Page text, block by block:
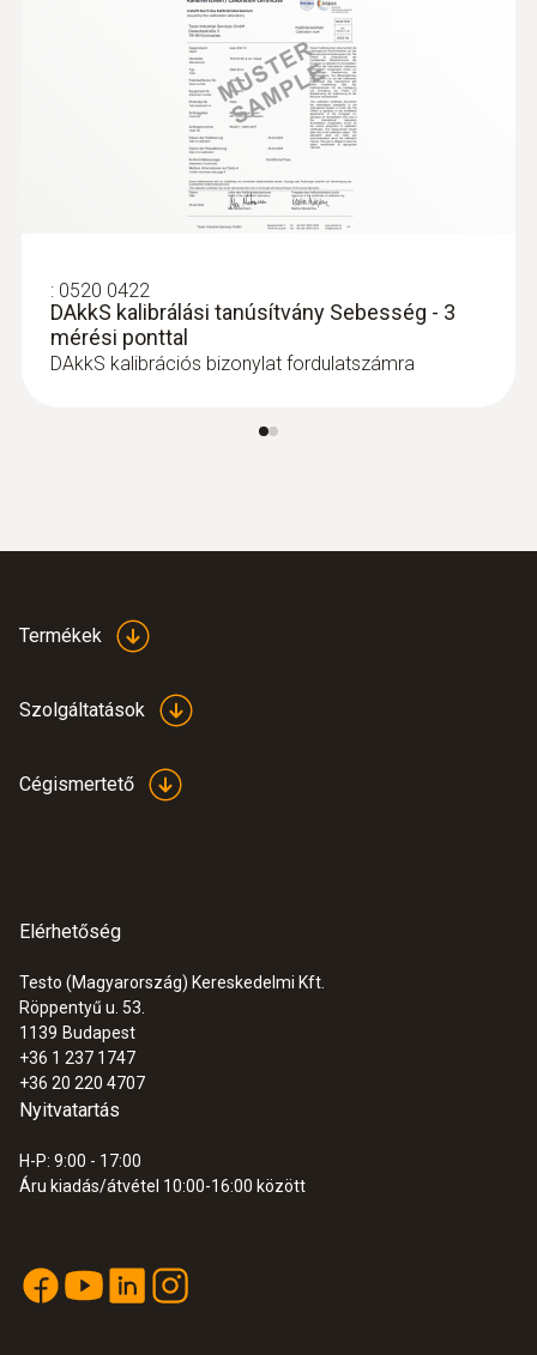
: 0520 0422
DAkkS kalibrálási tanúsítvány Sebesség - 3
mérési ponttal
DAkkS kalibrációs bizonylat fordulatszámra
Termékek
Szolgáltatások
Cégismertető
Elérhetőség
Testo (Magyarország) Kereskedelmi Kft.
Röppentyű u. 53.
1139 Budapest
+36 1 237 1747
+36 20 220 4707
Nyitvatartás
H-P: 9:00 - 17:00
Áru kiadás/átvétel 10:00-16:00 között